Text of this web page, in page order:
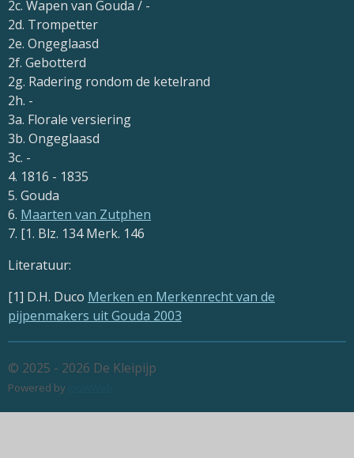
2c. Wapen van Gouda / -
2d. Trompetter
2e. Ongeglaasd
2f. Gebotterd
2g. Radering rondom de ketelrand
2h. -
3a. Florale versiering
3b. Ongeglaasd
3c. -
4. 1816 - 1835
5. Gouda
6. Maarten van Zutphen
7. [1. Blz. 134 Merk. 146
Literatuur:
[1] D.H. Duco Merken en Merkenrecht van de
pijpenmakers uit Gouda 2003
© 2025 - 2026 De Kleipijp
Powered by